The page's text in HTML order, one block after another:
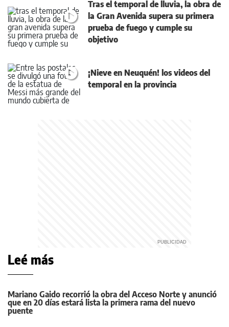
Tras el temporal de lluvia, la obra de
la Gran Avenida supera su primera
prueba de fuego y cumple su
objetivo
¡Nieve en Neuquén! los videos del
temporal en la provincia
Leé más
Mariano Gaido recorrió la obra del Acceso Norte y anunció
que en 20 días estará lista la primera rama del nuevo
puente